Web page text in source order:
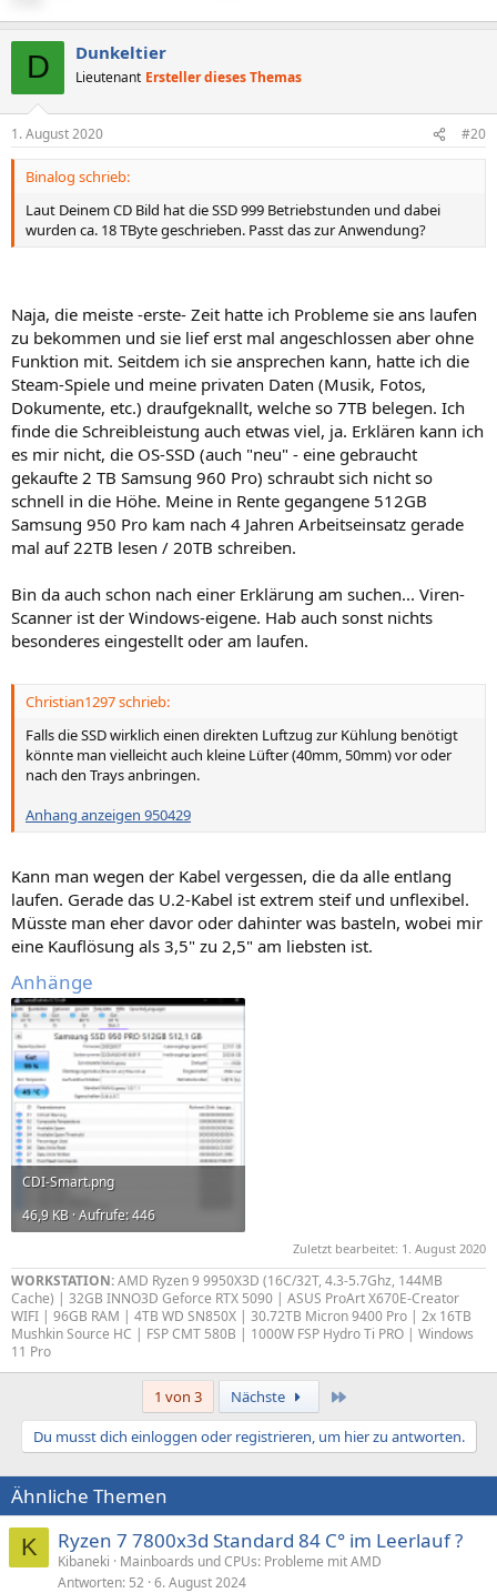
D Dunkeltier
Lieutenant Ersteller dieses Themas
1. August 2020 #20
Binalog schrieb:
Laut Deinem CD Bild hat die SSD 999 Betriebstunden und dabei
wurden ca. 18 TByte geschrieben. Passt das zur Anwendung?
Naja, die meiste -erste- Zeit hatte ich Probleme sie ans laufen
zu bekommen und sie lief erst mal angeschlossen aber ohne
Funktion mit. Seitdem ich sie ansprechen kann, hatte ich die
Steam-Spiele und meine privaten Daten (Musik, Fotos,
Dokumente, etc.) draufgeknallt, welche so 7TB belegen. Ich
finde die Schreibleistung auch etwas viel, ja. Erklären kann ich
es mir nicht, die OS-SSD (auch "neu" - eine gebraucht
gekaufte 2 TB Samsung 960 Pro) schraubt sich nicht so
schnell in die Höhe. Meine in Rente gegangene 512GB
Samsung 950 Pro kam nach 4 Jahren Arbeitseinsatz gerade
mal auf 22TB lesen / 20TB schreiben.
Bin da auch schon nach einer Erklärung am suchen... Viren-
Scanner ist der Windows-eigene. Hab auch sonst nichts
besonderes eingestellt oder am laufen.
Christian1297 schrieb:
Falls die SSD wirklich einen direkten Luftzug zur Kühlung benötigt
könnte man vielleicht auch kleine Lüfter (40mm, 50mm) vor oder
nach den Trays anbringen.
Anhang anzeigen 950429
Kann man wegen der Kabel vergessen, die da alle entlang
laufen. Gerade das U.2-Kabel ist extrem steif und unflexibel.
Müsste man eher davor oder dahinter was basteln, wobei mir
eine Kauflösung als 3,5" zu 2,5" am liebsten ist.
Anhänge
CDI-Smart.png
46,9 KB · Aufrufe: 446
Zuletzt bearbeitet: 1. August 2020
WORKSTATION:AMD Ryzen 9 9950X3D (16C/32T, 4.3-5.7Ghz, 144MB
Cache) | 32GB INNO3D Geforce RTX 5090 | ASUS ProArt X670E-Creator
WIFI | 96GB RAM | 4TB WD SN850X | 30.72TB Micron 9400 Pro | 2x 16TB
Mushkin Source HC | FSP CMT 580B | 1000W FSP Hydro Ti PRO | Windows
11 Pro
1 von 3 Nächste
Du musst dich einloggen oder registrieren, um hier zu antworten.
Ähnliche Themen
K Ryzen 7 7800x3d Standard 84 C° im Leerlauf ?
Kibaneki
Mainboards und CPUs: Probleme mit AMD
Antworten 52 6. August 2024